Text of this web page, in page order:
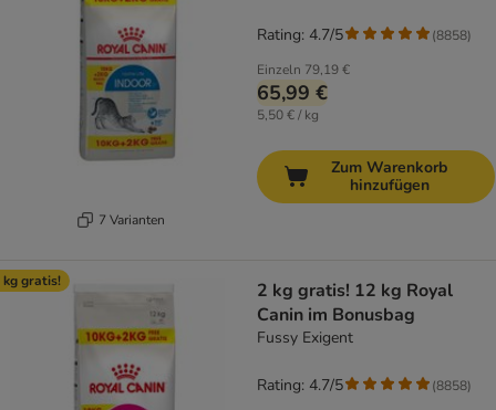
7 Varianten
Einzeln 79,19 €
65,99 €
5,50 € / kg
Rating: 4.7/5 (8858)
Zum Warenkorb
hinzufügen
kg gratis!
2 kg gratis! 12 kg Royal
Canin im Bonusbag
Fussy Exigent
Rating: 4.7/5 (8858)